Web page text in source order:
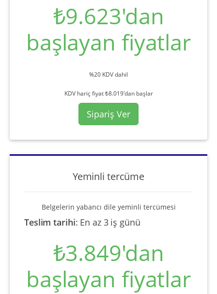
₺9.623'dan
başlayan fiyatlar
%20 KDV dahil
KDV hariç fiyat ₺8.019'dan başlar
Sipariş Ver
Yeminli tercüme
Belgelerin yabancı dile yeminli tercümesi
Teslim tarihi: En az 3 iş günü
₺3.849'dan
başlayan fiyatlar